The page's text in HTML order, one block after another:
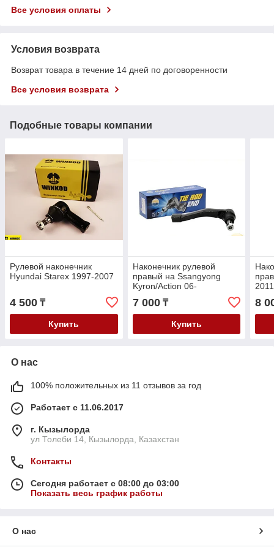
Все условия оплаты
Условия возврата
Возврат товара в течение 14 дней по договоренности
Все условия возврата
Подобные товары компании
Рулевой наконечник
Hyundai Starex 1997-2007
4 500 ₸
Купить
Наконечник рулевой
правый на Ssangyong
Kyron/Action 06-
7 000₸
Купить
8
О нас
100% положительных из 11 отзывов за год
Работает с 11.06.2017
г. Кызылорда
ул Толеби 14, Кызылорда, Казахстан
Контакты
Сегодня работает с 08:00 до 03:00
Показать весь график работы
О нас